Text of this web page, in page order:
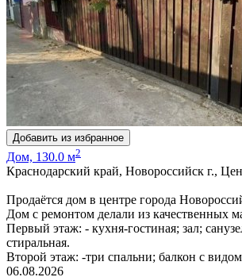
Добавить из избранное
Дом, 130.0 м2
Краснодарский край, Новороссийск г.,
Продаётся дом в центре города
Дом с ремонтом делали из качественных
Первый этаж: - кухня-гостиная; зал;
стиральная.
Второй этаж: -три спальни; балкон с видом
06.08.2026